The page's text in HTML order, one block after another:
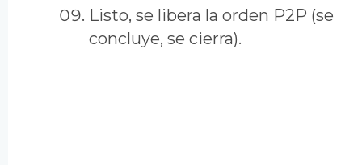
Listo, se libera la orden P2P (se
concluye, se cierra).